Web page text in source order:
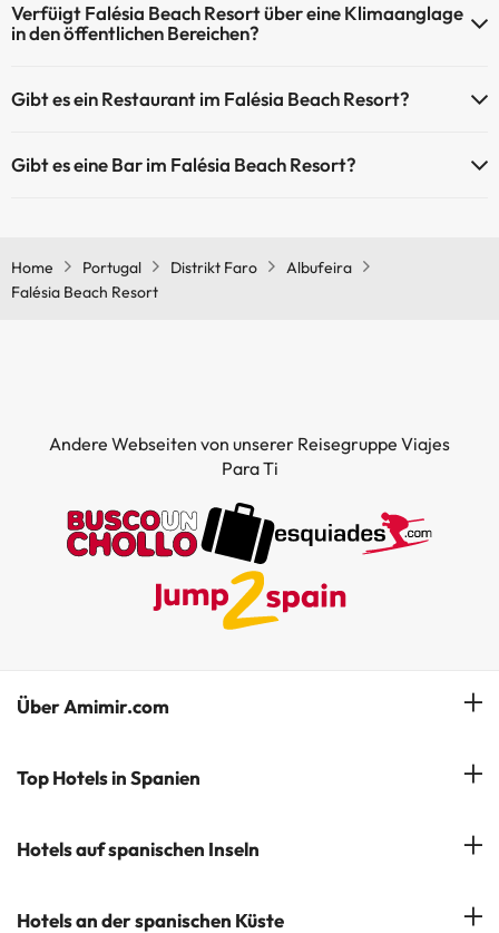
Verfüigt Falésia Beach Resort über eine Klimaanglage
in den öffentlichen Bereichen?
Gemeinschaftsräumen.
Gibt es ein Restaurant im Falésia Beach Resort?
Gibt es eine Bar im Falésia Beach Resort?
Home Portugal Distrikt Faro
Albufeira
Falésia Beach Resort
Andere Webseiten von unserer Reisegruppe Viajes
Para Ti
Über Amimir.com
Unser Team
Newsletter abonnieren
Top Hotels in Spanien
Hotels in Salou
Hotels auf spanischen Inseln
Hotels auf Mallorca
Hotels an der spanischen Küste